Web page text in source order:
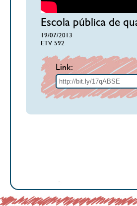
Escola pública de
19/07/2013
ETV 592
Link: